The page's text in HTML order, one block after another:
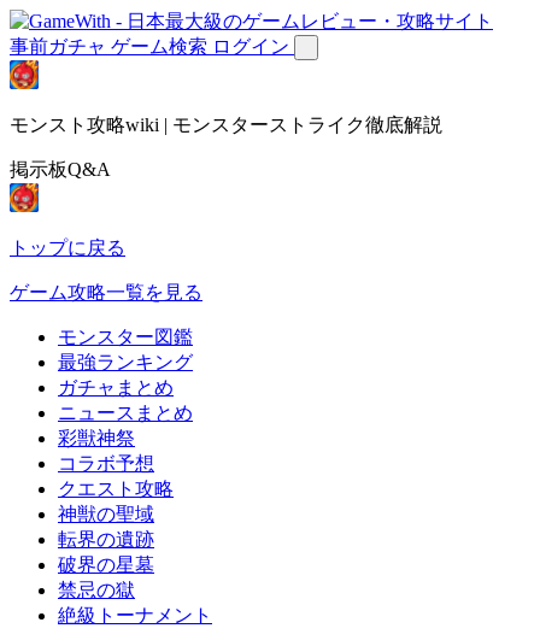
事前ガチャ ゲーム検索 ログイン
モンスト攻略wiki | モンスターストライク徹底解説
掲示板Q&A
トップに戻る
ゲーム攻略一覧を見る
モンスター図鑑
最強ランキング
ガチャまとめ
ニュースまとめ
彩獣神祭
コラボ予想
クエスト攻略
神獣の聖域
転界の遺跡
破界の星墓
禁忌の獄
絶級トーナメント